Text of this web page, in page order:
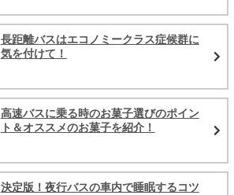
長距離バスはエコノミークラス症候群に
気を付けて！
高速バスに乗る時のお菓子選びのポイン
ト＆オススメのお菓子を紹介！
決定版！夜行バスの車内で睡眠するコツ